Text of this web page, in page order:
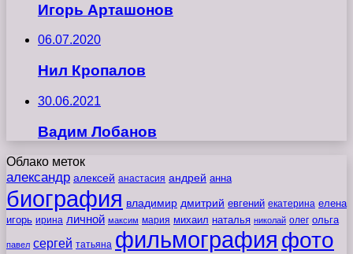
Игорь Арташонов
06.07.2020
Нил Кропалов
30.06.2021
Вадим Лобанов
Облако меток
александр алексей анастасия андрей анна
биография владимир дмитрий евгений екатерина елена
игорь ирина личной максим мария михаил наталья николай олег ольга
павел сергей татьяна фильмография фото